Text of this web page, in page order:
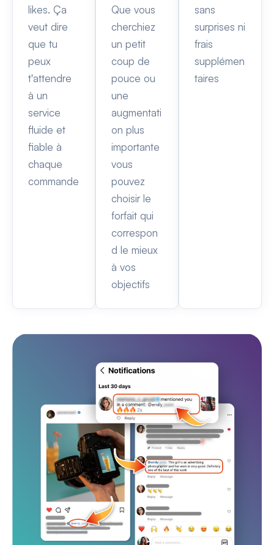
likes. Ça
veut dire
que tu
peux
t'attendre
à un
service
fluide et
fiable à
chaque
commande
Que vous
cherchiez
un petit
coup de
pouce ou
une
augmentati
on plus
importante
vous
pouvez
choisir le
forfait qui
correspon
d le mieux
à vos
objectifs
sans
surprises ni
frais
supplémen
taires